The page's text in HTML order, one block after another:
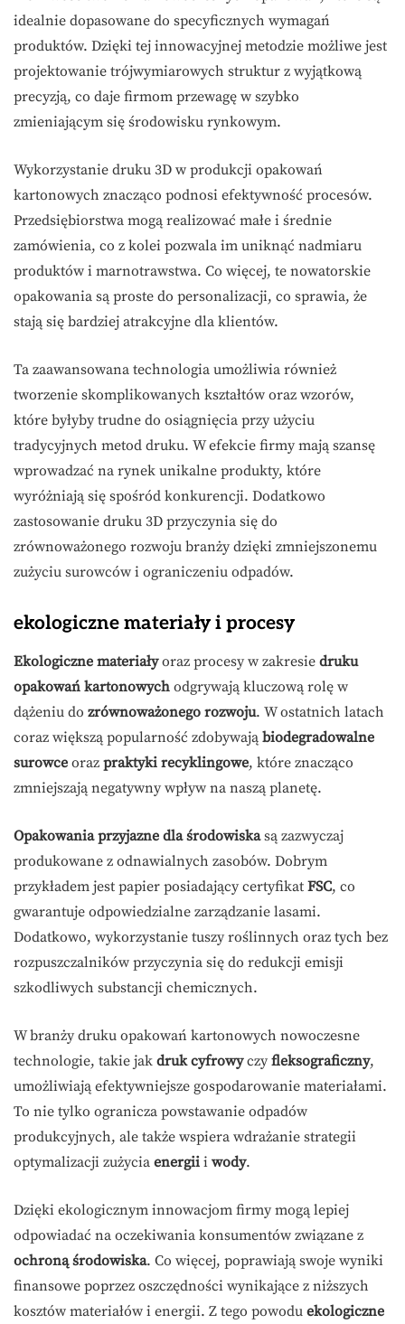
idealnie dopasowane do specyficznych wymagań
produktów. Dzięki tej innowacyjnej metodzie możliwe jest
projektowanie trójwymiarowych struktur z wyjątkową
precyzją, co daje firmom przewagę w szybko
zmieniającym się środowisku rynkowym.
Wykorzystanie druku 3D w produkcji opakowań
kartonowych znacząco podnosi efektywność procesów.
Przedsiębiorstwa mogą realizować małe i średnie
zamówienia, co z kolei pozwala im uniknąć nadmiaru
produktów i marnotrawstwa. Co więcej, te nowatorskie
opakowania są proste do personalizacji, co sprawia, że
stają się bardziej atrakcyjne dla klientów.
Ta zaawansowana technologia umożliwia również
tworzenie skomplikowanych kształtów oraz wzorów,
które byłyby trudne do osiągnięcia przy użyciu
tradycyjnych metod druku. W efekcie firmy mają szansę
wprowadzać na rynek unikalne produkty, które
wyróżniają się spośród konkurencji. Dodatkowo
zastosowanie druku 3D przyczynia się do
zrównoważonego rozwoju branży dzięki zmniejszonemu
zużyciu surowców i ograniczeniu odpadów.
ekologiczne materiały i procesy
Ekologiczne materiałyoraz procesy w zakresie druku
opakowań kartonowych odgrywają kluczową rolę w
dążeniu do zrównoważonego rozwoju. W ostatnich latach
coraz większą popularność zdobywają biodegradowalne
surowce oraz praktyki recyklingowe, które znacząco
zmniejszają negatywny wpływ na naszą planetę.
Opakowania przyjazne dla środowiskasą zazwyczaj
produkowane z odnawialnych zasobów. Dobrym
przykładem jest papier posiadający certyfikat FSC, co
gwarantuje odpowiedzialne zarządzanie lasami.
Dodatkowo, wykorzystanie tuszy roślinnych oraz tych bez
rozpuszczalników przyczynia się do redukcji emisji
szkodliwych substancji chemicznych.
W branży druku opakowań kartonowych nowoczesne
technologie, takie jak druk cyfrowyczy fleksograficzny,
umożliwiają efektywniejsze gospodarowanie materiałami.
To nie tylko ogranicza powstawanie odpadów
produkcyjnych, ale także wspiera wdrażanie strategii
optymalizacji zużycia energii i wody.
Dzięki ekologicznym innowacjom firmy mogą lepiej
odpowiadać na oczekiwania konsumentów związane z
ochroną środowiska. Co więcej, poprawiają swoje wyniki
finansowe poprzez oszczędności wynikające z niższych
kosztów materiałów i energii. Z tego powodu ekologiczne